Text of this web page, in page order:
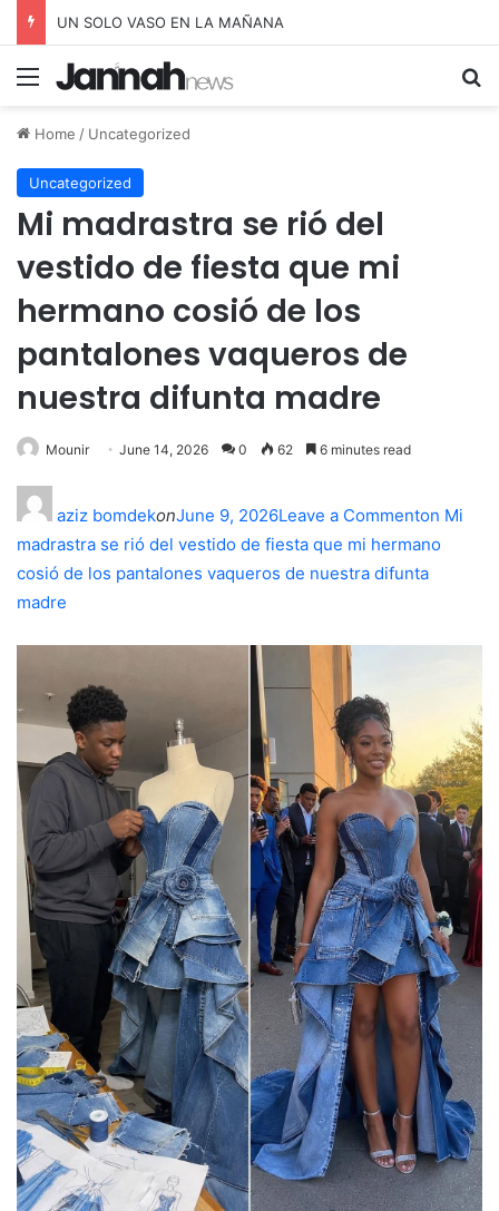
Menu
Home / Uncategorized
Uncategorized
Mi madrastra se rió del
vestido de fiesta que mi
hermano cosió de los
pantalones vaqueros de
nuestra difunta madre
Mounir June 14, 2026 0 62 6 minutes read
aziz bomdekonJune 9, 2026Leave a Commenton Mi
madrastra se rió del vestido de fiesta que mi hermano
cosió de los pantalones vaqueros de nuestra difunta
madre